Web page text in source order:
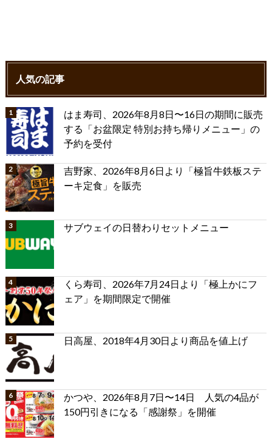
人気の記事
はま寿司、2026年8月8日〜16日の期間に販売
する「お盆限定 特別お持ち帰りメニュー」の
予約を受付
吉野家、2026年8月6日より「極旨牛鉄板ステ
ーキ定食」を販売
サブウェイの日替わりセットメニュー
くら寿司、2026年7月24日より「極上かにフ
ェア」を期間限定で開催
日高屋、2018年4月30日より商品を値上げ
かつや、2026年8月7日〜14日 人気の4品が
150円引きになる「感謝祭」を開催